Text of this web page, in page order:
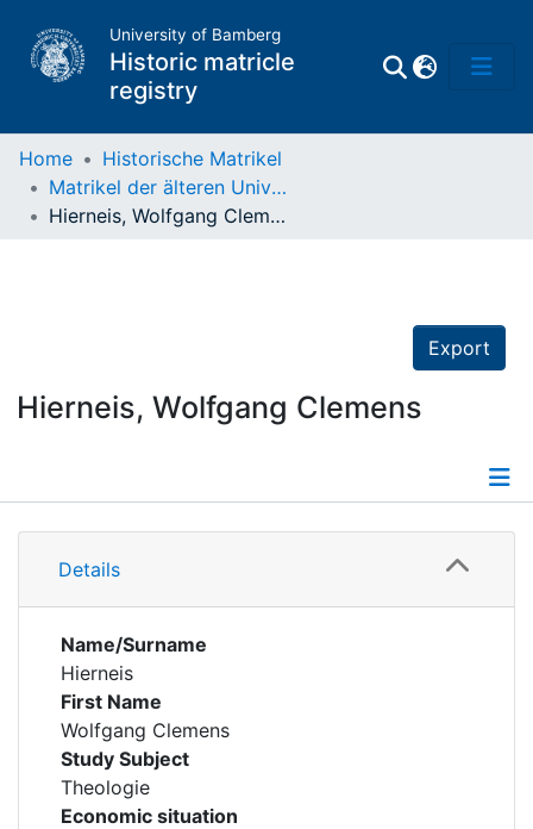
University of Bamberg
Historic matricle
registry
Matrikel
Home
Historische Matrikel
Matrikel der älteren Universität
Hierneis, Wolfgang Clemens
Export
Hierneis, Wolfgang Clemens
Details
Details
Name/Surname
Hierneis
First Name
Wolfgang Clemens
Study Subject
Theologie
Economic situation